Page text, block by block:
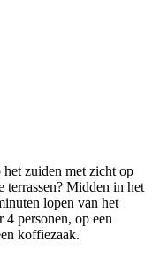
zuiden met zicht op
terrassen? Midden in het
lopen van het
personen, op een
koffiezaak.